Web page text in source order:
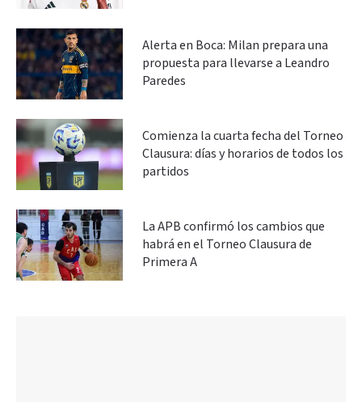
Alerta en Boca: Milan prepara una
propuesta para llevarse a Leandro
Paredes
Comienza la cuarta fecha del Torneo
Clausura: días y horarios de todos los
partidos
La APB confirmó los cambios que
habrá en el Torneo Clausura de
Primera A